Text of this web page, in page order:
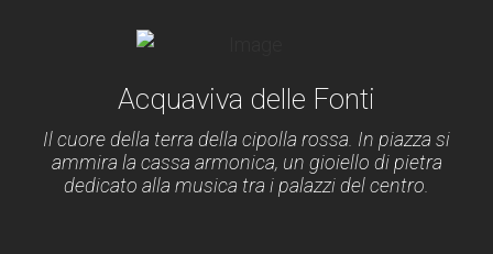
Acquaviva delle Fonti
Il cuore della terra della cipolla rossa. In piazza si
ammira la cassa armonica, un gioiello di pietra
dedicato alla musica tra i palazzi del centro.